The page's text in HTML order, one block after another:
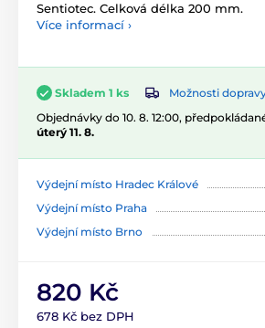
Sentiotec. Celková délka 200 mm.
Více informací ›
Skladem 1 ks
Možnosti dopravy
Objednávky do 10. 8. 12:00,
úterý 11. 8.
Výdejní místo Hradec Králové
Výdejní místo Praha
Výdejní místo Brno
820 Kč
678 Kč bez DPH